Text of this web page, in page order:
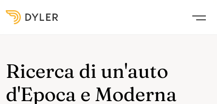
Ricerca di un'auto
d'Epoca e Moderna